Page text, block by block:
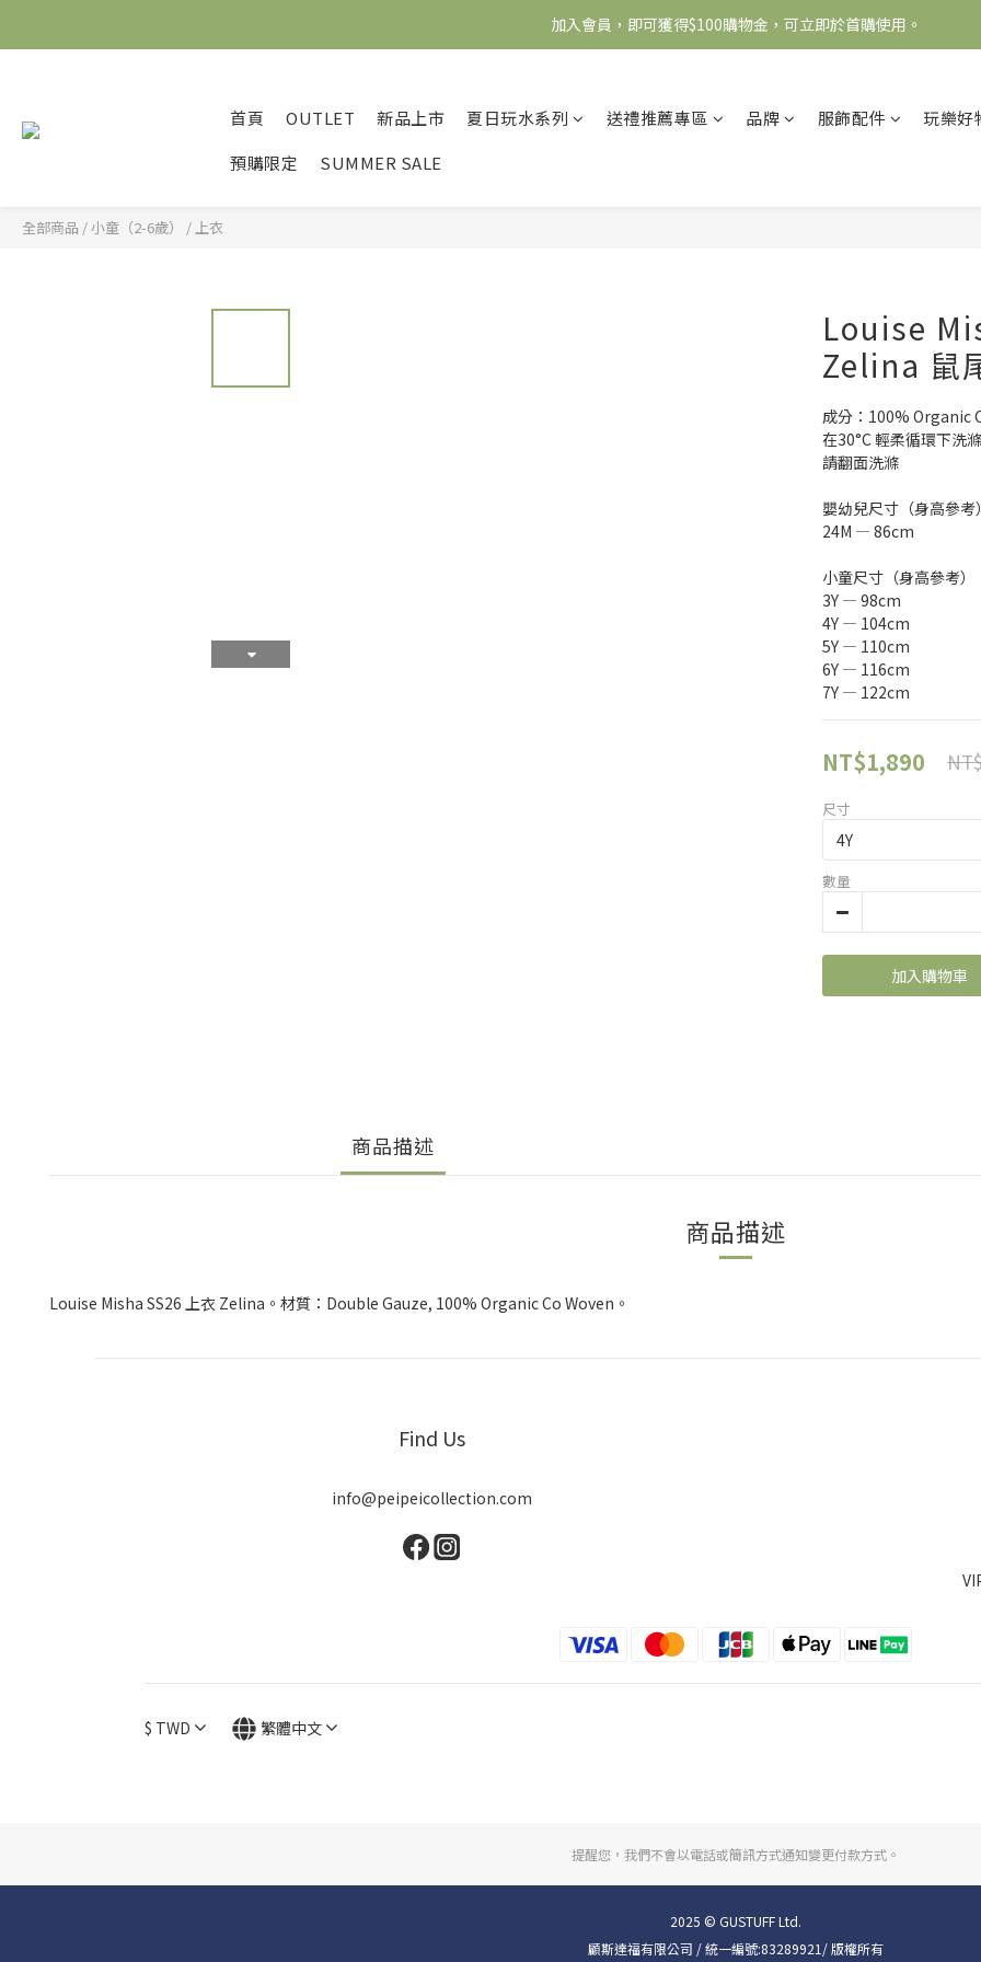
全館滿2000免運
加入會員，即可獲得$100購物金，可立即於首購使用。
全館滿2000免運
首頁 OUTLET 新品上市 夏日玩水系列 送禮推薦專區 品牌 服飾配件 玩樂好
預購限定
SUMMER SALE
全部商品 /小童（2-6歲） /上衣
Louise
Zelina 鼠
成分：100% Organic
在30°C 輕柔循環下洗滌
請翻面洗滌
嬰幼兒尺寸（身高參考
24M — 86cm
小童尺寸（身高參考）
3Y — 98cm
4Y — 104cm
5Y — 110cm
6Y — 116cm
7Y — 122cm
NT$1,890
尺寸
數量
加入購物車
商品描述
商品描述
Louise Misha SS26 上衣 Zelina。材質：Double Gauze, 100% Organic Co Woven。
Find Us
info@peipeicollection.com
$ TWD 繁體中文
提醒您，我們不會以電話或簡訊方式通知變更付款方式。
2025 © GUSTUFF Ltd.
顧斯達福有限公司 / 統一編號:83289921/ 版權所有